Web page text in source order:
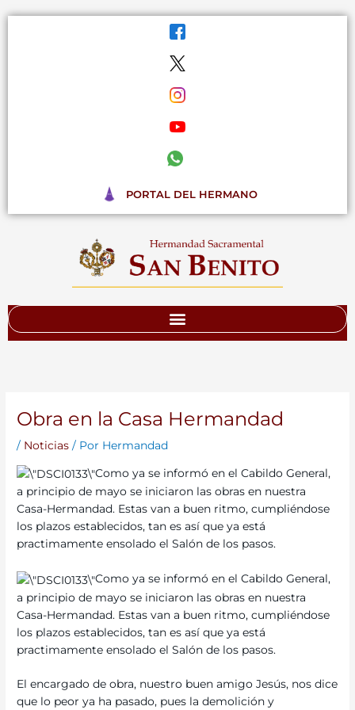
PORTAL DEL HERMANO
Obra en la Casa Hermandad
/ Noticias / Por Hermandad
Como ya se informó en el Cabildo General,
a principio de mayo se iniciaron las obras en nuestra
Casa-Hermandad. Estas van a buen ritmo, cumpliéndose
los plazos establecidos, tan es así que ya está
practimamente ensolado el Salón de los pasos.
Como ya se informó en el Cabildo General,
a principio de mayo se iniciaron las obras en nuestra
Casa-Hermandad. Estas van a buen ritmo, cumpliéndose
los plazos establecidos, tan es así que ya está
practimamente ensolado el Salón de los pasos.
El encargado de obra, nuestro buen amigo Jesús, nos dice
que lo peor ya ha pasado, pues la demolición y